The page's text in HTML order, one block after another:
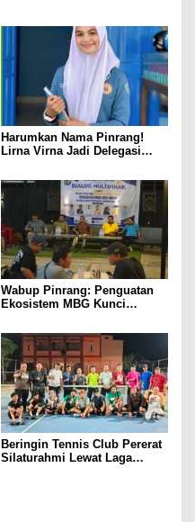
Harumkan Nama Pinrang!
Lirna Virna Jadi Delegasi
Indonesia 2026
Wabup Pinrang: Penguatan
Ekosistem MBG Kunci
Kerakyatan
Beringin Tennis Club Pererat
Silaturahmi Lewat Laga